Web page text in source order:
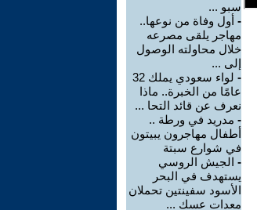
سبو ...
- أول وفاة من نوعها..
مهاجر يلقى مصرعه
خلال محاولته الوصول
إلى ...
-
لواء سعودي يملك 32
عامًا من الخبرة.. ماذا
نعرف عن قائد التحا ...
- مدريد في ورطة ..
أطفال مهاجرون يبيتون
في شوارع سبتة
- الجيش الروسي
يستهدف في البحر
الأسود سفينتين تحملان
معدات عسك ...